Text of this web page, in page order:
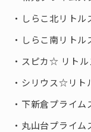
しらこ北リトル
しらこ南リトル
スピカ☆ リト
シリウス☆リト
下新倉プライム
丸山台プライム